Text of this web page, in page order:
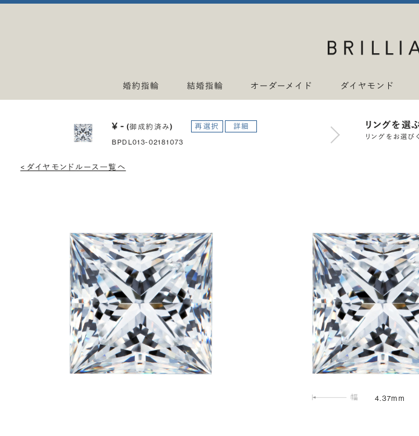
婚約指輪 結婚指輪 オーダーメイド ダイヤモンド
¥ -(御成約済み) 再選択 詳細
BPDL013-02181073
リングを選
リングをお選び
< ダイヤモンドルース一覧へ
4.37mm